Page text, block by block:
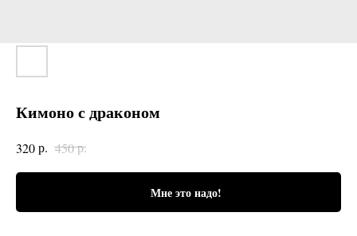
Кимоно с драконом
320р. 450р.
Мне это надо!